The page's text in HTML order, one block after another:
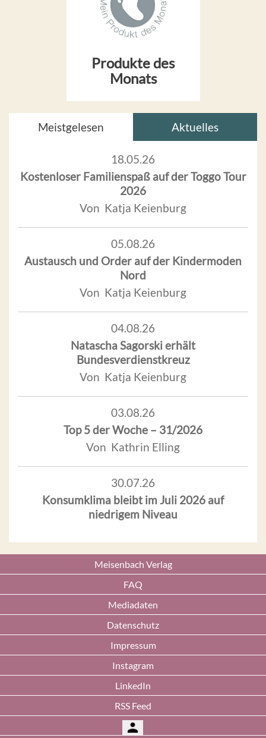
Produkte des
Monats
Meistgelesen Aktuelles
18.05.26
Kostenloser Familienspaß auf der Toggo Tour
2026
Von Katja Keienburg
05.08.26
Austausch und Order auf der Kindermoden
Nord
Von Katja Keienburg
04.08.26
Natascha Sagorski erhält
Bundesverdienstkreuz
Von Katja Keienburg
03.08.26
Top 5 der Woche – 31/2026
Von Kathrin Elling
30.07.26
Konsumklima bleibt im Juli 2026 auf
niedrigem Niveau
Meisenbach Verlag
FAQ
Mediadaten
Datenschutz
Impressum
Instagram
LinkedIn
RSS Feed